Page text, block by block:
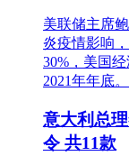
美联储主席
炎疫情影响
30%，美国
2021年年底。
意大利总
令 共11款